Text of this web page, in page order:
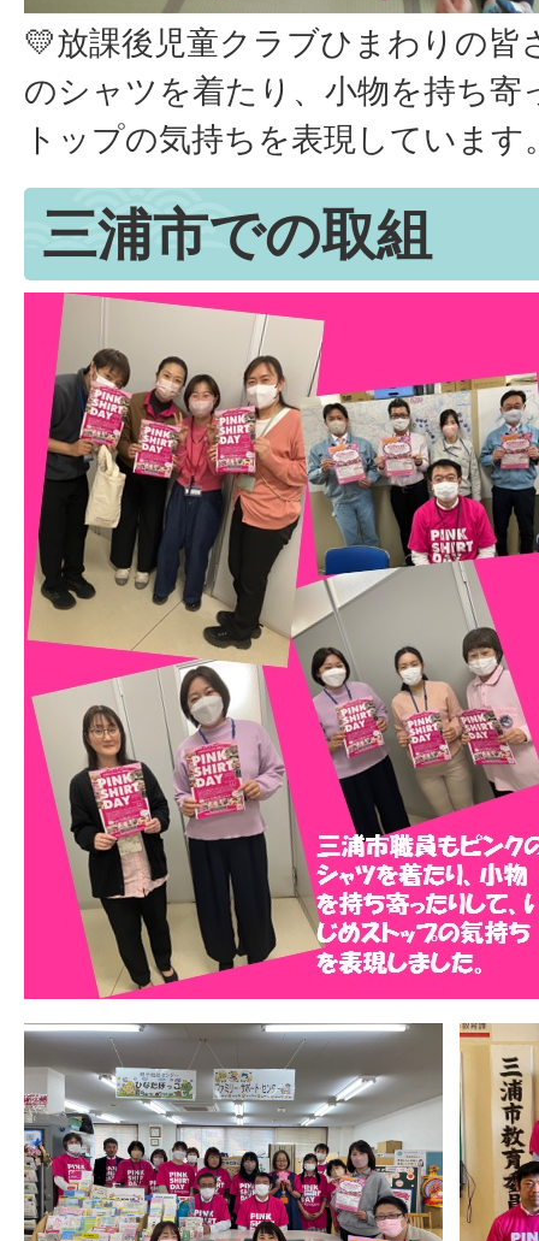
💛放課後児童クラブひまわりの
のシャツを着たり、小物を持ち
トップの気持ちを表現しています
三浦市での取組